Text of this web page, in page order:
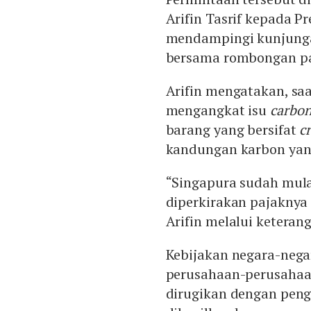
Arifin Tasrif kepada
mendampingi
bersama rombongan
Arifin mengatakan,
mengangkat isu
barang yang bersifat
kandungan karbon
“Singapura sudah
diperkirakan pajaknya
Arifin melalui
Kebijakan negara-
perusahaan-
dirugikan dengan